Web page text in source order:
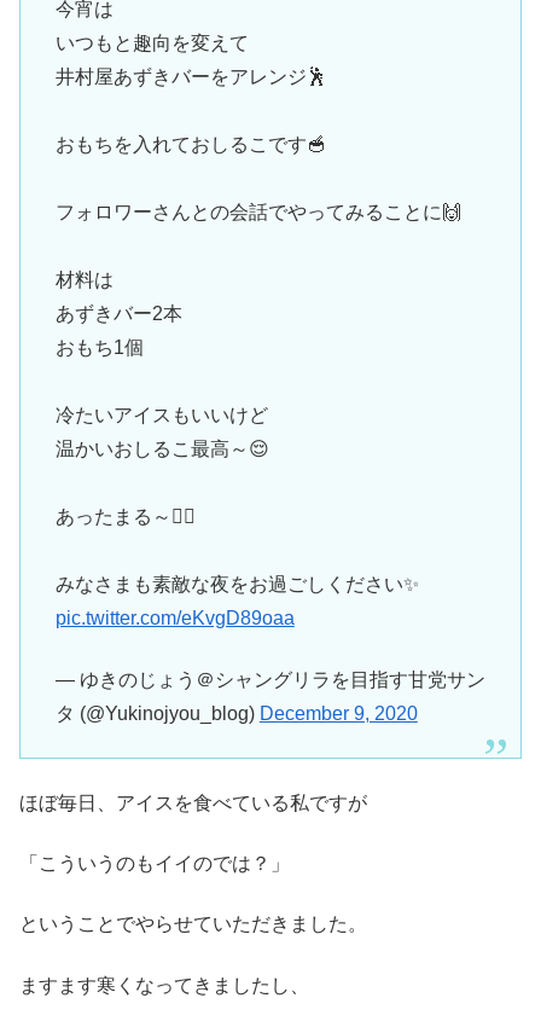
今宵は
いつもと趣向を変えて
井村屋あずきバーをアレンジ🕺
おもちを入れておしるこです🥣
フォロワーさんとの会話でやってみることに🙌
材料は
あずきバー2本
おもち1個
冷たいアイスもいいけど
温かいおしるこ最高～😌
あったまる～🏋️‍♂️
みなさまも素敵な夜をお過ごしください✨
pic.twitter.com/eKvgD89oaa
— ゆきのじょう＠シャングリラを目指す甘党サン
タ (@Yukinojyou_blog) December 9, 2020
ほぼ毎日、アイスを食べている私ですが
「こういうのもイイのでは？」
ということでやらせていただきました。
ますます寒くなってきましたし、